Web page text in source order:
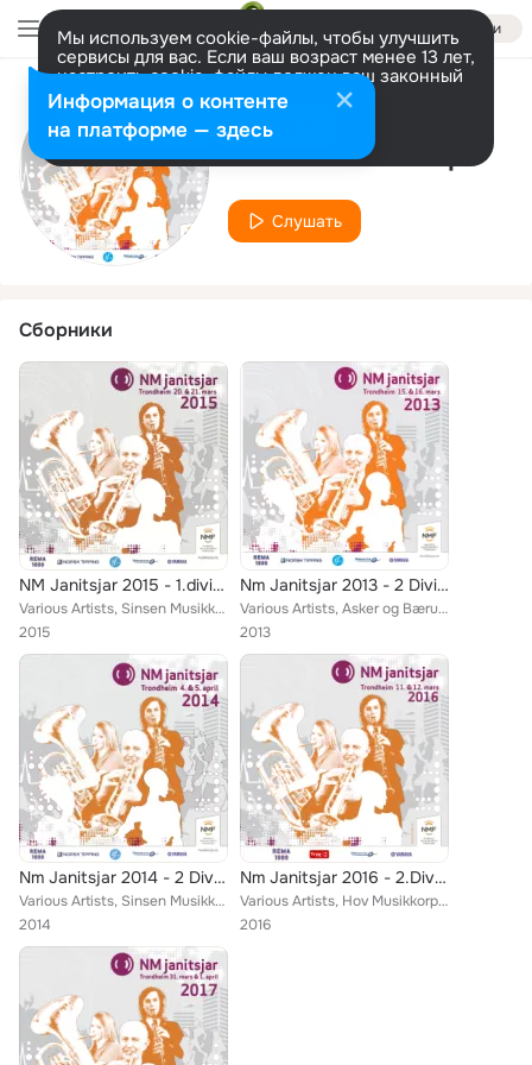
Войти
Мы используем cookie-файлы, чтобы улучшить
сервисы для вас. Если ваш возраст менее 13 лет,
настроить cookie-файлы должен ваш законный
представитель. Больше информации
Разрешить все Настроить
Исполнитель
Sinsen Musikkorps
Слушать
Сборники
NM Janitsjar 2015 - 1.divisjon
Various Artists, Sinsen Musikkorps, Drammen Konsertorkester, Lisleby Musikkorps, Strusshamn Musikkforening, Stavanger Musikkorps...
2015
Nm Janitsjar 2013 - 2 Divisjon
Various Artists, Asker og Bærum Ungdomskorps, Sinsen Musikkorps, Lisleby Musikkorps, Tønsberg Janitsjarkorps, Asker Musikkorps, ...
2013
Nm Janitsjar 2014 - 2 Divisjon
Various Artists, Sinsen Musikkorps, Strinda Ungdomskorps, Ådalsbruk Musikkforening, Tønsberg Janitsjarkorps, Asker Musikkorps, S...
2014
Nm Janitsjar 2016 - 2.Divisjon
Various Artists, Hov Musikkorps, Sinsen Musikkorps, Tromsø Orkesterforenings Janitsjarkorps, Ådalsbruk Musikkforening, Tønsberg ...
2016
Информация о контенте
на платформе — здесь